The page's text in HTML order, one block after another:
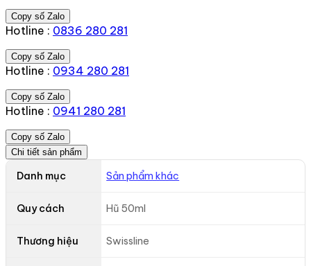
Copy số Zalo
Hotline : 0836 280 281
Copy số Zalo
Hotline : 0934 280 281
Copy số Zalo
Hotline : 0941 280 281
Copy số Zalo
Chi tiết sản phẩm
Danh mục Sản phẩm khác
Quy cách Hũ 50ml
Thương hiệu Swissline